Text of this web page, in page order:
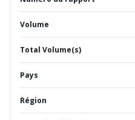
Volume
Total Volume(s)
Pays
Région